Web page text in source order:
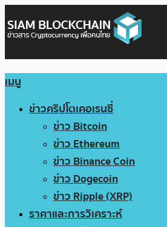
เมนู
ข่าวคริปโตเคอเรนซี่
ข่าว Bitcoin
ข่าว Ethereum
ข่าว Binance Coin
ข่าว Dogecoin
ข่าว Ripple (XRP)
ราคาและการวิเคราะห์